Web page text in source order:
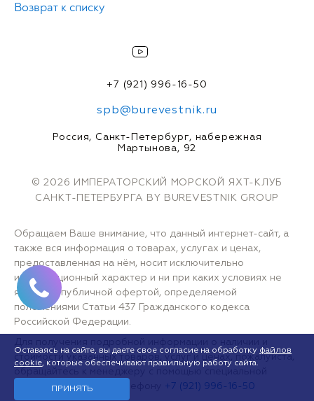
Возврат к списку
+7 (921) 996-16-50
spb@burevestnik.ru
Россия, Санкт-Петербург, набережная
Мартынова, 92
© 2026 ИМПЕРАТОРСКИЙ МОРСКОЙ ЯХТ-КЛУБ
САНКТ-ПЕТЕРБУРГА BY BUREVESTNIK GROUP
Обращаем Ваше внимание, что данный интернет-сайт, а
также вся информация о товарах, услугах и ценах,
предоставленная на нём, носит исключительно
информационный характер и ни при каких условиях не
является публичной офертой, определяемой
положениями Статьи 437 Гражданского кодекса
Российской Федерации.
стоимости указанных товаров, услуг и ценах, пожалуйста,
формы связи или по телефону +7 (921) 996-16-50
Оставаясь на сайте, вы даете свое согласие на обработку файлов
cookie, которые обеспечивают правильную работу сайта.
ПРИНЯТЬ